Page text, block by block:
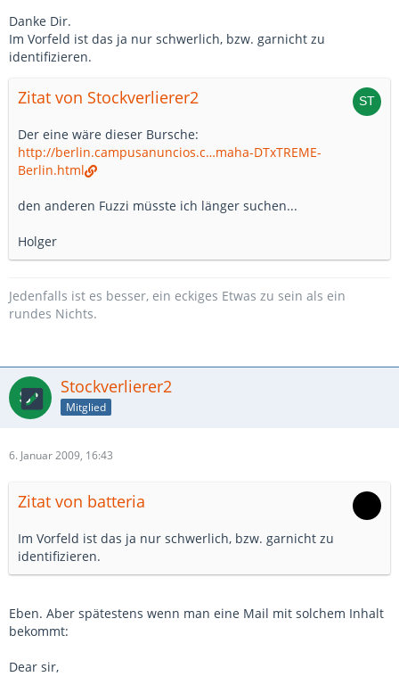
Danke Dir.
Im Vorfeld ist das ja nur schwerlich, bzw. garnicht zu
identifizieren.
Zitat von Stockverlierer2
Der eine wäre dieser Bursche:
http://berlin.campusanuncios.c…maha-DTxTREME-
Berlin.html
den anderen Fuzzi müsste ich länger suchen...
Holger
Jedenfalls ist es besser, ein eckiges Etwas zu sein als ein
rundes Nichts.
Stockverlierer2
Mitglied
6. Januar 2009, 16:43
Zitat von batteria
Im Vorfeld ist das ja nur schwerlich, bzw. garnicht zu
identifizieren.
Eben. Aber spätestens wenn man eine Mail mit solchem Inhalt
bekommt:
Dear sir,